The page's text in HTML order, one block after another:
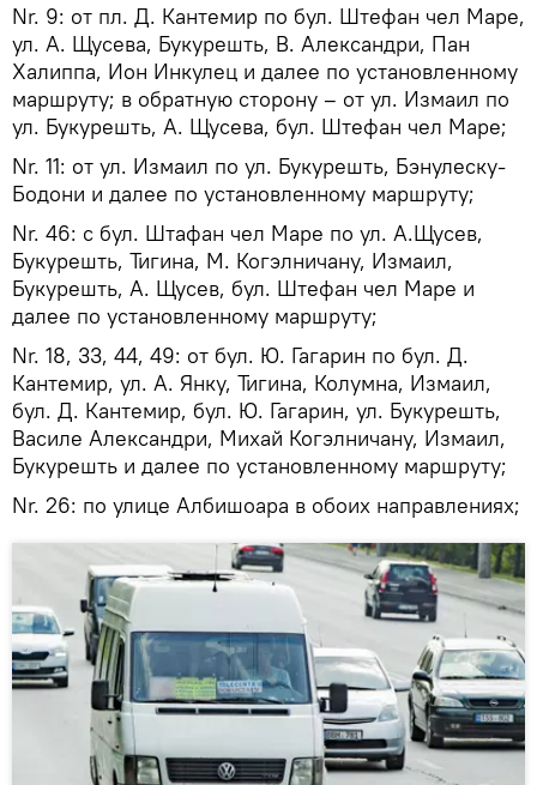
Nr. 9: от пл. Д. Кантемир по бул. Штефан чел Маре,
ул. А. Щусева, Букурешть, В. Александри, Пан
Халиппа, Ион Инкулец и далее по установленному
маршруту; в обратную сторону – от ул. Измаил по
ул. Букурешть, А. Щусева, бул. Штефан чел Маре;
Nr. 11: от ул. Измаил по ул. Букурешть, Бэнулеску-
Бодони и далее по установленному маршруту;
Nr. 46: с бул. Штафан чел Маре по ул. А.Щусев,
Букурешть, Тигина, М. Когэлничану, Измаил,
Букурешть, А. Щусев, бул. Штефан чел Маре и
далее по установленному маршруту;
Nr. 18, 33, 44, 49: от бул. Ю. Гагарин по бул. Д.
Кантемир, ул. А. Янку, Тигина, Колумна, Измаил,
бул. Д. Кантемир, бул. Ю. Гагарин, ул. Букурешть,
Василе Александри, Михай Когэлничану, Измаил,
Букурешть и далее по установленному маршруту;
Nr. 26: по улице Албишоара в обоих направлениях;